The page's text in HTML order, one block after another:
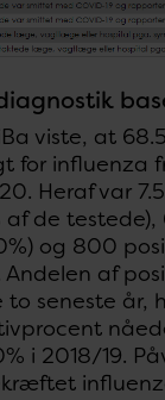
viste, at
for influenza
Heraf var
af de testede),
og 800
Andelen af
seneste år,
i 2018/19.